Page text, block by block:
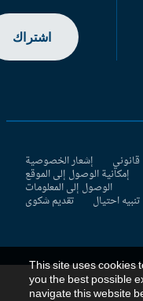
اشتراك
قانوني إشعار الخصوصية
إمكانية الوصول إلى الموقع
الوصول إلى المعلومات
تنبيه احتيال تقديم شكوى
This site uses
you the best
navigate this